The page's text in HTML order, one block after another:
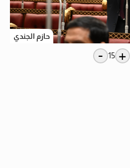
حازم الجندي
+
15
-